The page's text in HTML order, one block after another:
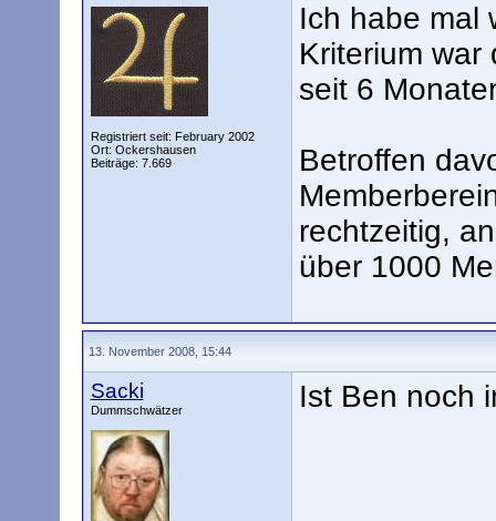
Registriert seit: February 2002
Ort: Ockershausen
Beiträge: 7.669
Ich habe mal
Kriterium war
seit 6
Betroffen
rechtzeitig,
über 1000
13. November 2008, 15:44
Sacki
Dummschwätzer Ist Ben noch